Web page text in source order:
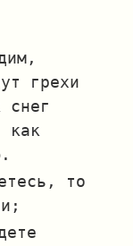
грехи
снег
как
то